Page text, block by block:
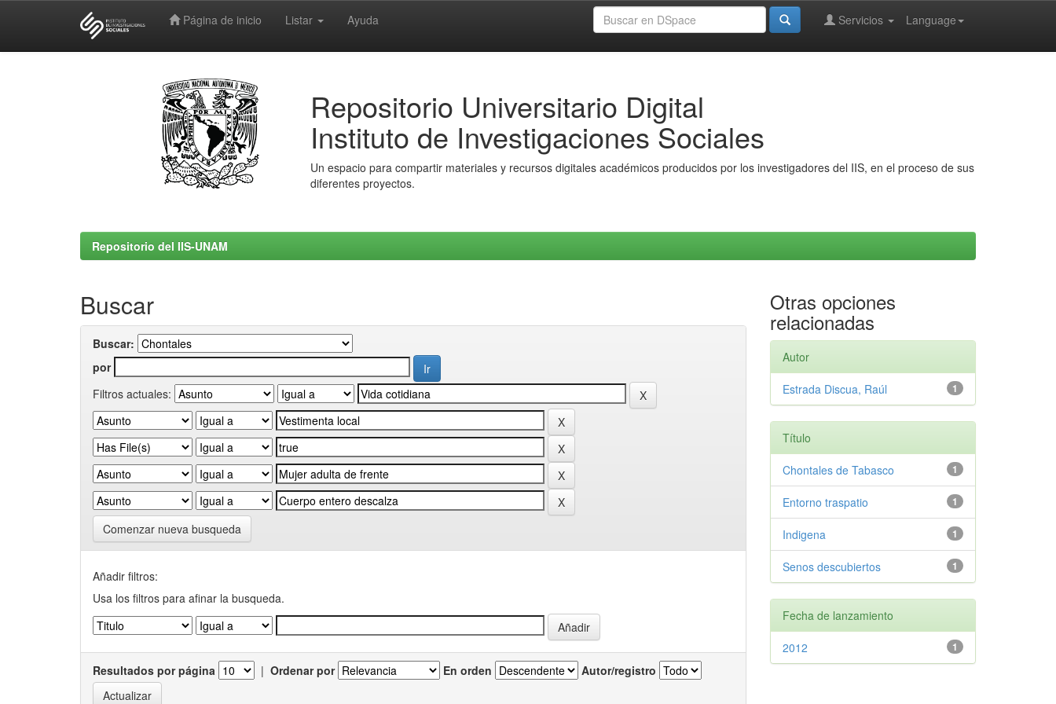
Página de inicio Listar Ayuda Language
Servicios
Repositorio Universitario Digital
Instituto de Investigaciones Sociales
Un espacio para compartir materiales y recursos digitales académicos producidos por los investigadores del IIS, en el proceso de sus
diferentes proyectos.
Repositorio del IIS-UNAM
Buscar
Buscar:
por
Filtros actuales:
Comenzar nueva busqueda
Añadir filtros:
Usa los filtros para afinar la busqueda.
Resultados por página | Ordenar por En orden Autor/registro
Otras opciones
relacionadas
Autor
1
Estrada Discua, Raúl
Título
1
Chontales de Tabasco
1
Entorno traspatio
1
Indigena
1
Senos descubiertos
Fecha de lanzamiento
1
2012